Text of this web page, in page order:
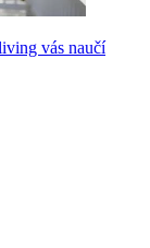
vás naučí